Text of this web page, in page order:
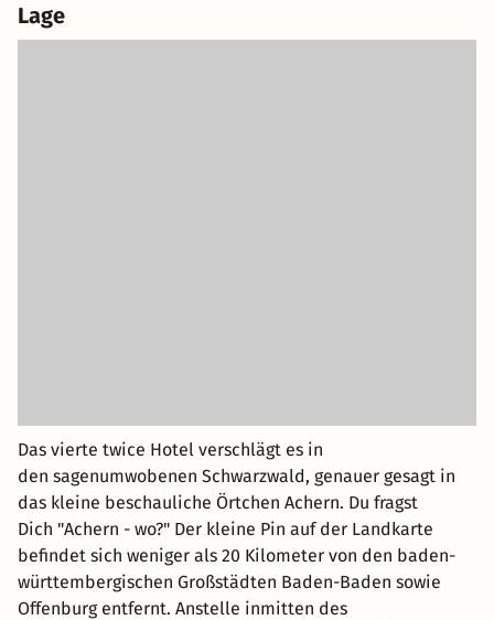
Lage
Das vierte twice Hotel verschlägt es in
den sagenumwobenen Schwarzwald, genauer gesagt in
das kleine beschauliche Örtchen Achern. Du fragst
Dich "Achern - wo?" Der kleine Pin auf der Landkarte
befindet sich weniger als 20 Kilometer von den baden-
württembergischen Großstädten Baden-Baden sowie
Offenburg entfernt. Anstelle inmitten des